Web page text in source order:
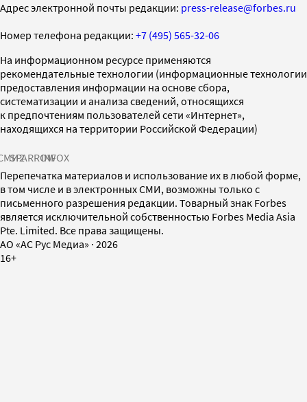
Адрес электронной почты редакции: press-release@forbes.ru
Номер телефона редакции: +7 (495) 565-32-06
На информационном ресурсе применяются
рекомендательные технологии (информационные технологии
предоставления информации на основе сбора,
систематизации и анализа сведений, относящихся
к предпочтениям пользователей сети «Интернет»,
находящихся на территории Российской Федерации)
SPARROWINFOX
Перепечатка материалов и использование их в любой форме,
в том числе и в электронных СМИ, возможны только с
письменного разрешения редакции. Товарный знак Forbes
является исключительной собственностью Forbes Media Asia
Pte. Limited. Все права защищены.
AO «АС Рус Медиа» · 2026
16+